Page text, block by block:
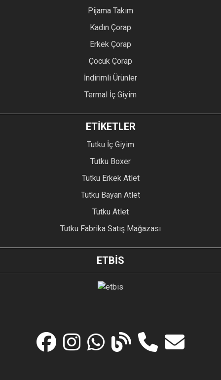
Pijama Takım
Kadın Çorap
Erkek Çorap
Çocuk Çorap
İndirimli Ürünler
Termal İç Giyim
ETİKETLER
Tutku İç Giyim
Tutku Boxer
Tutku Erkek Atlet
Tutku Bayan Atlet
Tutku Atlet
Tutku Fabrika Satış Mağazası
ETBİS